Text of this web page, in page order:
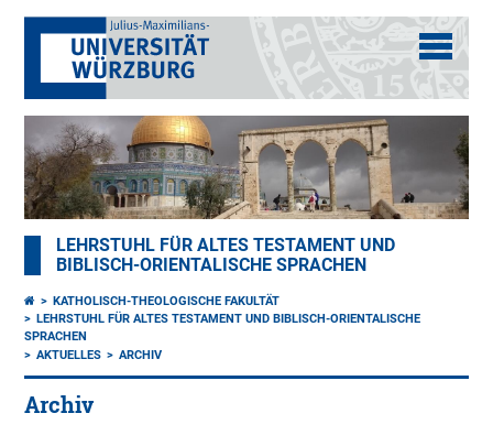
LEHRSTUHL FÜR ALTES TESTAMENT UND
BIBLISCH-ORIENTALISCHE SPRACHEN
KATHOLISCH-THEOLOGISCHE FAKULTÄT
LEHRSTUHL FÜR ALTES TESTAMENT UND BIBLISCH-ORIENTALISCHE
SPRACHEN
AKTUELLES
ARCHIV
Archiv